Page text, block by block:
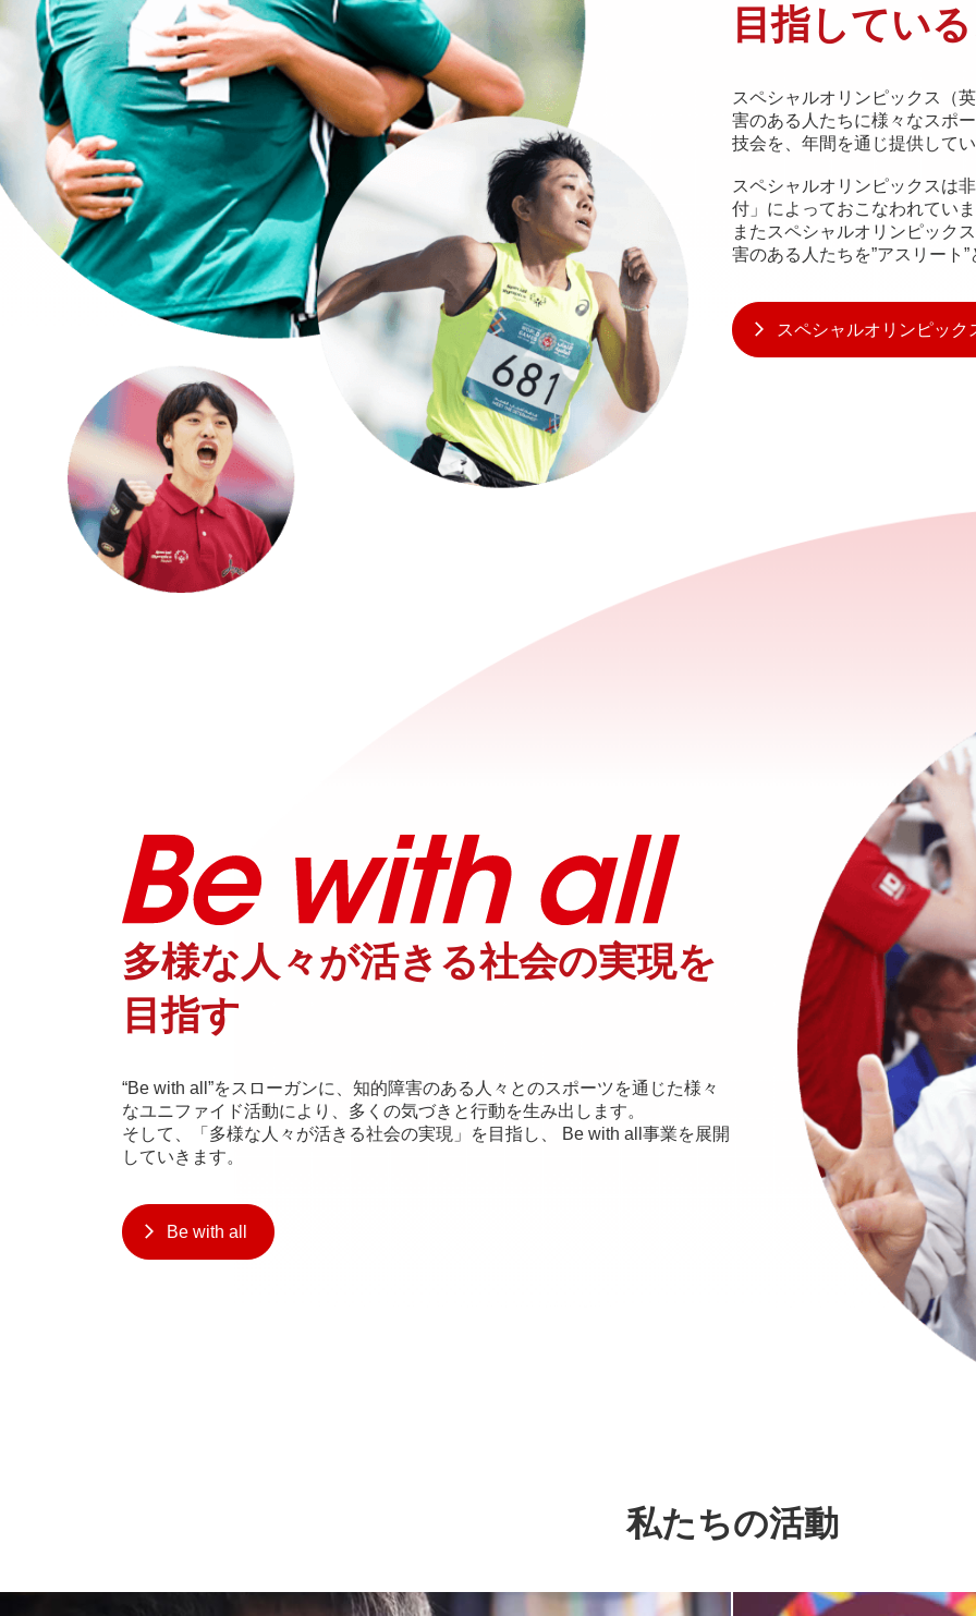
目指してい
スペシャルオリンピックス（
害のある人たちに様々なスポ
技会を、年間を通じ提供して
スペシャルオリンピックスは
付」によっておこなわれてい
またスペシャルオリンピック
害のある人たちを”アスリート
スペシャルオリンピック
多様な人々が活きる社会の実現を
目指す
“Be with all”をスローガンに、知的障害のある人々とのスポーツを通じた様々
なユニファイド活動により、多くの気づきと行動を生み出します。
そして、「多様な人々が活きる社会の実現」を目指し、 Be with all事業を展開
していきます。
Be with all
私たちの活動